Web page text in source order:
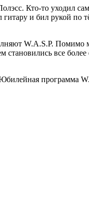
Кто-то уходил
и бил рукой по
W.A.S.P.
все
программа